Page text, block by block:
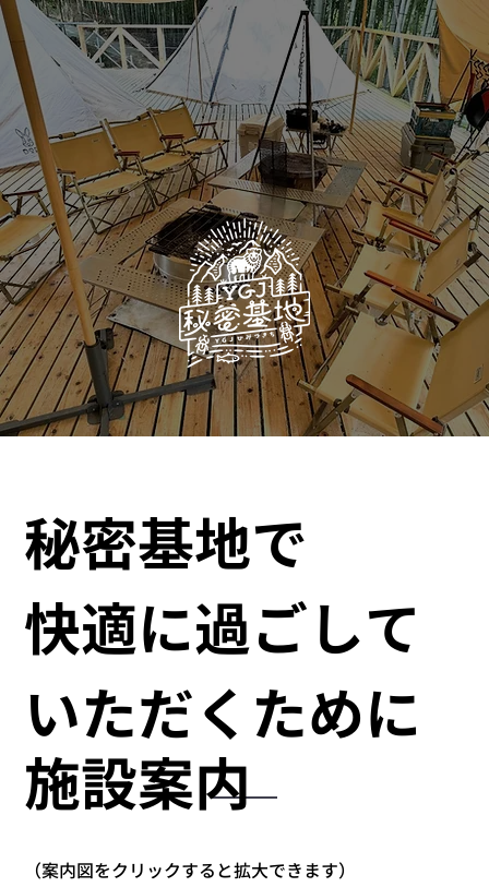
秘密基地で
快適に過ごして
いただくために
施設案内
（案内図をクリックすると拡大できます）